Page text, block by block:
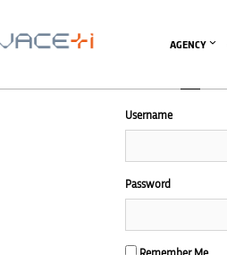
AGENCY
Username
Password